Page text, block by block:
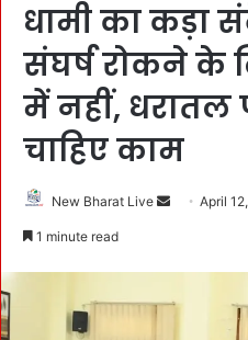
धामी का कड़ा
संघर्ष रोकने के
में नहीं, धरातल
चाहिए काम
New Bharat Live
a
April
1 minute read